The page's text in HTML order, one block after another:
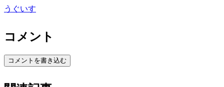
うぐいす
コメント
コメントを書き込む